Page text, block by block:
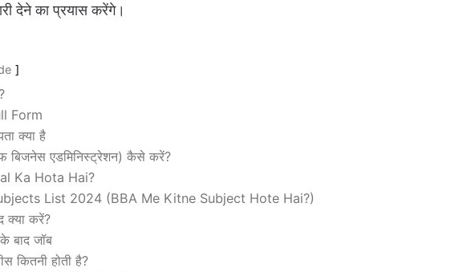
देने का प्रयास करेंगे।
Form
क्या है
एडमिनिस्ट्रेशन) कैसे करें?
Ka Hota Hai?
List 2024 (BBA Me Kitne Subject Hote Hai?)
क्या करें?
बाद जॉब
कितनी होती है?